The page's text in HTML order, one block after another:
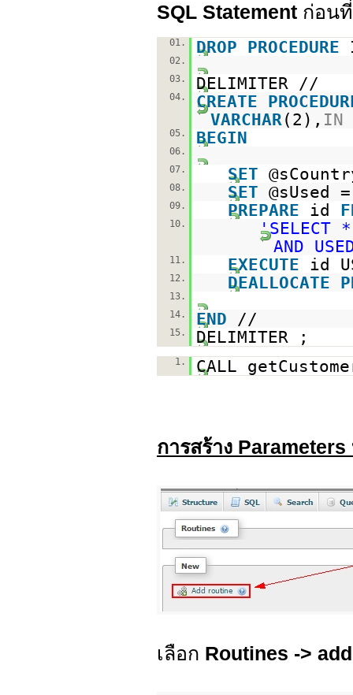
SQL Statement ก่อน
01. DROP PROCEDURE
02.
03.
DELIMITER //
04. CREATE
VARCHAR(2), IN
05. BEGIN
06.
07.
SET
08. SET @sUsed
09. PREPARE id
10.
'SELECT *
AND
11. EXECUTE id
12. DEALLOCATE
13.
14.
END //
15. DELIMITER ;
1. CALL
การสร้าง
เลือก Routines ->